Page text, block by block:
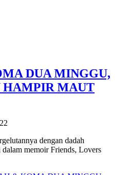
DUA MINGGU,
HAMPIR MAUT
dengan dadah
memoir Friends, Lovers